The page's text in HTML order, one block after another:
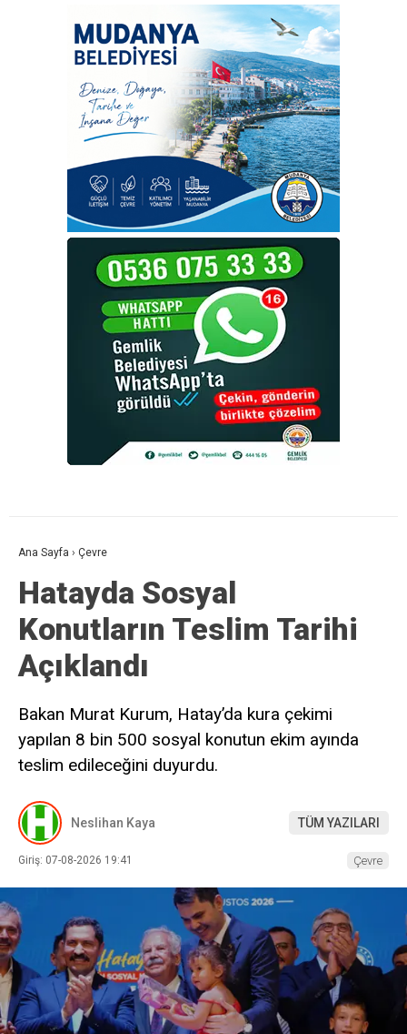
Ana Sayfa › Çevre
Hatayda Sosyal
Konutların Teslim Tarihi
Açıklandı
Bakan Murat Kurum, Hatay’da kura çekimi
yapılan 8 bin 500 sosyal konutun ekim ayında
teslim edileceğini duyurdu.
Neslihan Kaya TÜM YAZILARI
Giriş: 07-08-2026 19:41 Çevre